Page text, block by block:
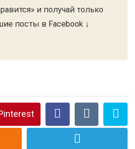
и получай только
посты в Facebook ↓